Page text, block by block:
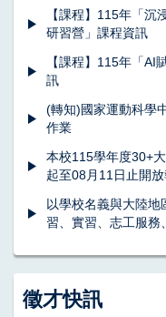
【課程】115年「沉
研習營」課程資訊
【課程】115年「AI
訊
(轉知)國家運動科學
作業
本校115學年度30+
起至08月11日止開
以學校名義與大陸地
習、實習、志工服務
徵才快訊